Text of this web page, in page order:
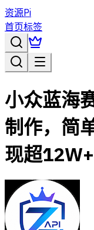
资源Pi
首页标签
小众蓝海
制作，简
现超